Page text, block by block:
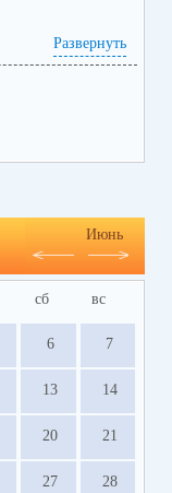
Развернуть
Июнь
сб вс
6 7
13 14
20 21
27 28